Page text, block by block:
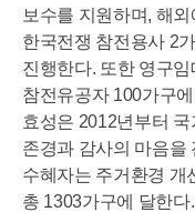
보수를 지원하며, 해
한국전쟁 참전용사 2
진행한다. 또한 영구
참전유공자 100가구
효성은 2012년부터
존경과 감사의 마음을
수혜자는 주거환경 개
총 1303가구에 달한다.